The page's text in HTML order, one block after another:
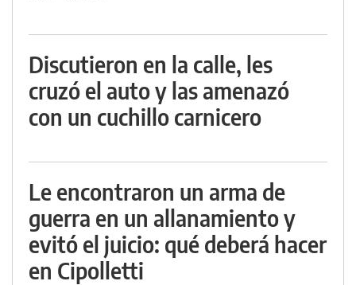
Discutieron en la calle, les
cruzó el auto y las amenazó
con un cuchillo carnicero
Le encontraron un arma de
guerra en un allanamiento y
evitó el juicio: qué deberá hacer
en Cipolletti